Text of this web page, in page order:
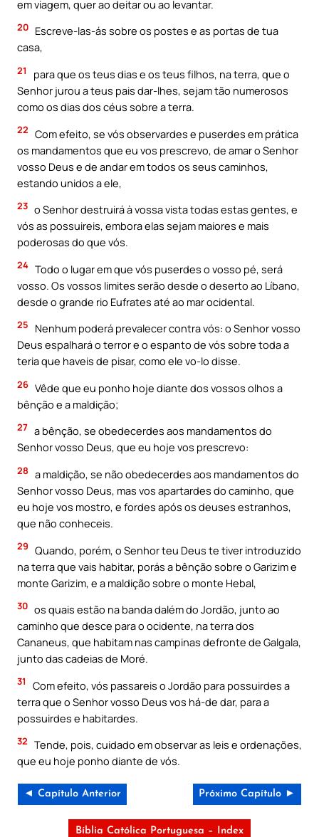
em viagem, quer ao deitar ou ao levantar.
20 Escreve-las-ás sobre os postes e as portas de tua
casa,
21
para que os teus dias e os teus filhos, na terra, que o
Senhor jurou a teus pais dar-lhes, sejam tão numerosos
como os dias dos céus sobre a terra.
22 Com efeito, se vós observardes e puserdes em prática
os mandamentos que eu vos prescrevo, de amar o Senhor
vosso Deus e de andar em todos os seus caminhos,
estando unidos a ele,
23 o Senhor destruirá à vossa vista todas estas gentes, e
vós as possuireis, embora elas sejam maiores e mais
poderosas do que vós.
24 Todo o lugar em que vós puserdes o vosso pé, será
vosso. Os vossos limites serão desde o deserto ao Líbano,
desde o grande rio Eufrates até ao mar ocidental.
25
Nenhum poderá prevalecer contra vós: o Senhor vosso
Deus espalhará o terror e o espanto de vós sobre toda a
teria que haveis de pisar, como ele vo-lo disse.
26 Vêde que eu ponho hoje diante dos vossos olhos a
bênção e a maldição;
27 a bênção, se obedecerdes aos mandamentos do
Senhor vosso Deus, que eu hoje vos prescrevo:
28 a maldição, se não obedecerdes aos mandamentos do
Senhor vosso Deus, mas vos apartardes do caminho, que
eu hoje vos mostro, e fordes após os deuses estranhos,
que não conheceis.
29 Quando, porém, o Senhor teu Deus te tiver introduzido
na terra que vais habitar, porás a bênção sobre o Garizim e
monte Garizim, e a maldição sobre o monte Hebal,
30 os quais estão na banda dalém do Jordão, junto ao
caminho que desce para o ocidente, na terra dos
Cananeus, que habitam nas campinas defronte de Galgala,
junto das cadeias de Moré.
31
Com efeito, vós passareis o Jordão para possuirdes a
terra que o Senhor vosso Deus vos há-de dar, para a
possuirdes e habitardes.
32 Tende, pois, cuidado em observar as leis e ordenações,
que eu hoje ponho diante de vós.
◄ Capítulo Anterior Próximo Capítulo ►
Bíblia Católica Portuguesa – Index